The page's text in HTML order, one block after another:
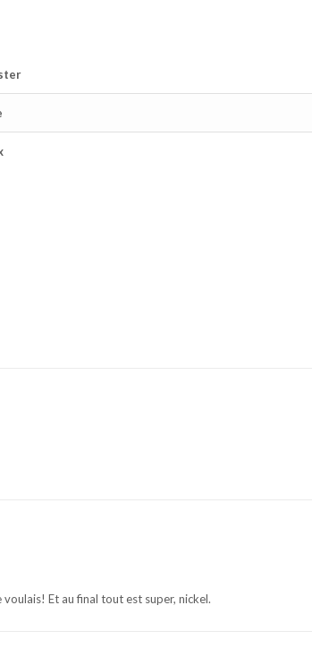
Et au final tout est super, nickel.